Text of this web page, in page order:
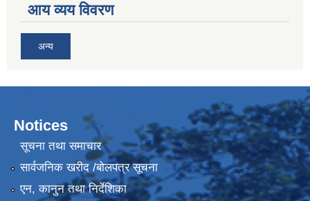
आय व्यय विवरण
अन्य
Notices
सूचना तथा समाचार
सार्वजनिक खरीद /बोलपत्र सूचना
एन, कानुन तथा निर्देशिका